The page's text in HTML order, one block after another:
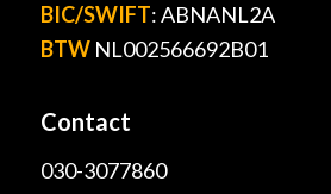
BIC/SWIFT: ABNANL2A
BTWNL002566692B01
Contact
030-3077860